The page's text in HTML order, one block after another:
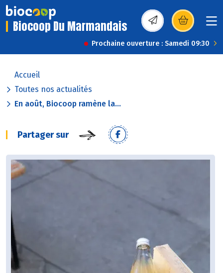
Biocoop Du Marmandais (s’ouvre dans une
Prochaine ouverture : Samedi 09:30
Accueil
Toutes nos actualités
En août, Biocoop ramène la...
Partager sur